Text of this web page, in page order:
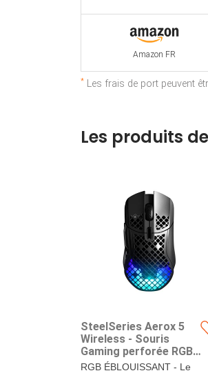
Amazon FR
* Les frais de port peuvent
Les produits
SteelSeries Aerox 5
Wireless - Souris
Gaming perforée RGB -
Design Ultra-léger et
RGB ÉBLOUISSANT - Le